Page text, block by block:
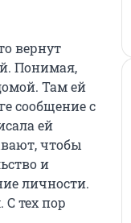
вернут
Понимая,
Там ей
сообщение с
ей
чтобы
и
личности.
тех пор